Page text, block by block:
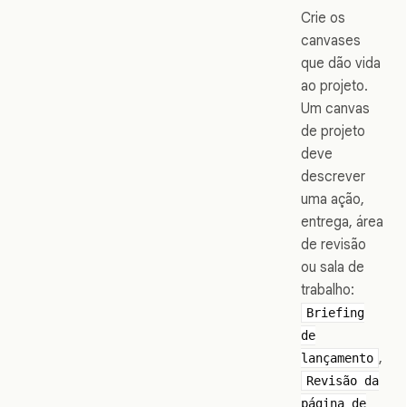
Crie os
canvases
que dão vida
ao projeto.
Um canvas
de projeto
deve
descrever
uma ação,
entrega, área
de revisão
ou sala de
trabalho:
Briefing
de
lançamento ,
Revisão da
página de